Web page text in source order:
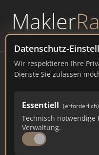
Makler
powered byWAVEPOINT
Datenschutz-
Wir respektieren Ihre
Dienste Sie zulassen
Essentiell (erforderlich)
Technisch notwendige
Verwaltung.1.893